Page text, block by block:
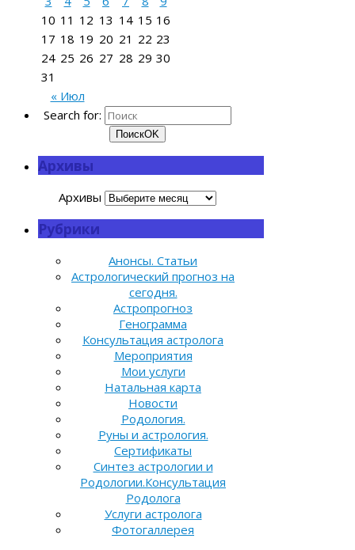
« Июл
10 11 12 13 14 15 16
17 18 19 20 21 22 23
24 25 26 27 28 29 30
31
Search for:
ПоискOK
Архивы
Архивы
Рубрики
Анонсы. Статьи
Астрологический прогноз на
сегодня.
Астропрогноз
Генограмма
Консультация астролога
Мероприятия
Мои услуги
Натальная карта
Новости
Родология.
Руны и астрология.
Сертификаты
Синтез астрологии и
Родологии.Консультация
Родолога
Услуги астролога
Фотогаллерея